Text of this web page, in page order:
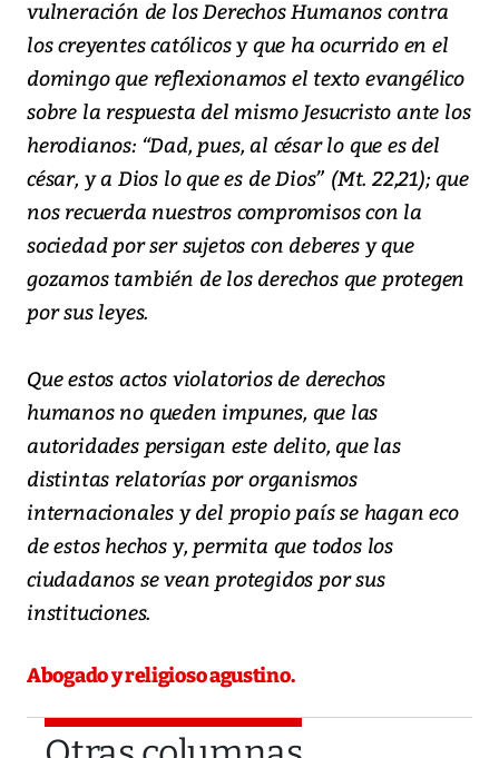
vulneración de los Derechos Humanos contra
los creyentes católicos y que ha ocurrido en el
domingo que reflexionamos el texto evangélico
sobre la respuesta del mismo Jesucristo ante los
herodianos: “Dad, pues, al césar lo que es del
césar, y a Dios lo que es de Dios” (Mt. 22,21); que
nos recuerda nuestros compromisos con la
sociedad por ser sujetos con deberes y que
gozamos también de los derechos que protegen
por sus leyes.
Que estos actos violatorios de derechos
humanos no queden impunes, que las
autoridades persigan este delito, que las
distintas relatorías por organismos
internacionales y del propio país se hagan eco
de estos hechos y, permita que todos los
ciudadanos se vean protegidos por sus
instituciones.
Abogado y religioso agustino.